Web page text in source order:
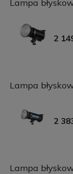
Lampa
2
Lampa
2
Lampa